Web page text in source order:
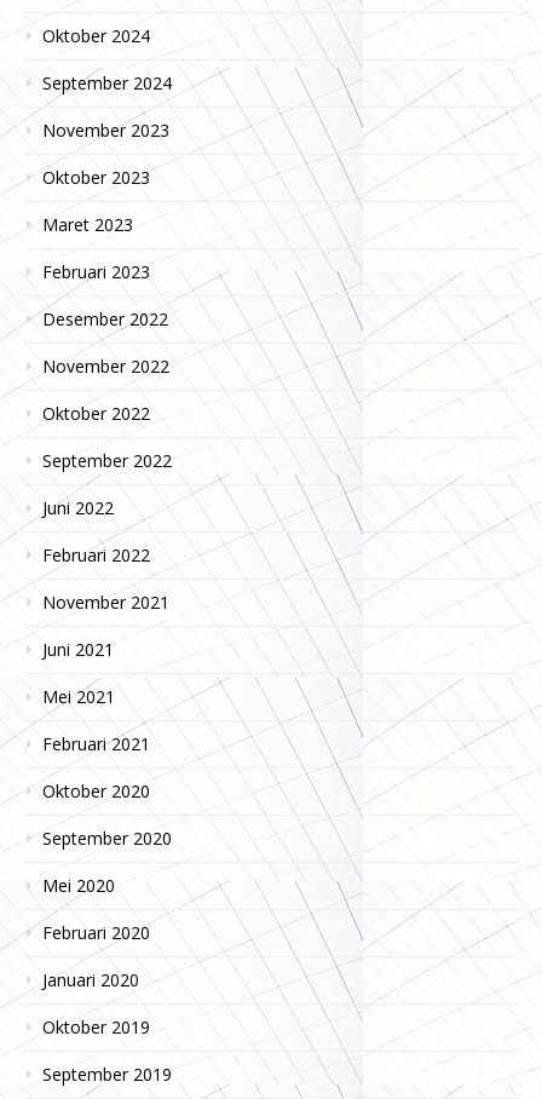
Oktober 2024
September 2024
November 2023
Oktober 2023
Maret 2023
Februari 2023
Desember 2022
November 2022
Oktober 2022
September 2022
Juni 2022
Februari 2022
November 2021
Juni 2021
Mei 2021
Februari 2021
Oktober 2020
September 2020
Mei 2020
Februari 2020
Januari 2020
Oktober 2019
September 2019